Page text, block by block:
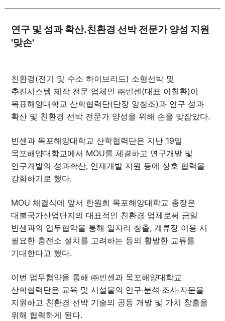
연구 및 성과 확산.친환경 선박 전문가 양성 지원
'맞손'
친환경(전기 및 수소 하이브리드) 소형선박 및
추진시스템 제작 전문 업체인 ㈜빈센(대표 이칠환)이
목표해양대학교 산학협력단(단장 양창조)과 연구 성과
확산 및 친환경 선박 전문가 양성을 위해 손을 맞잡았다.
빈센과 목포해양대학교 산학협력단은 지난 19일
목포해양대학교에서 MOU를 체결하고 연구개발 및
연구개발의 성과확산, 인재개발 지원 등에 상호 협력을
강화하기로 했다.
MOU 체결식에 앞서 한원희 목포해양대학교 총장은
대불국가산업단지의 대표적인 친환경 업체로써 금일
빈센과의 업무협약을 통해 일자리 창출, 계류장 이용 시
필요한 충전소 설치를 고려하는 등의 활발한 교류를
기대한다고 했다.
이번 업무협약을 통해 ㈜빈센과 목포해양대학교
산학협력단은 교육 및 시설물의 연구∙분석∙조사∙자문을
지원하고 친환경 선박 기술의 공동 개발 및 가치 창출을
위해 협력하게 된다.